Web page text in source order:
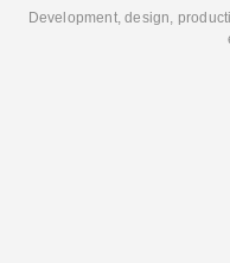
Development, design,